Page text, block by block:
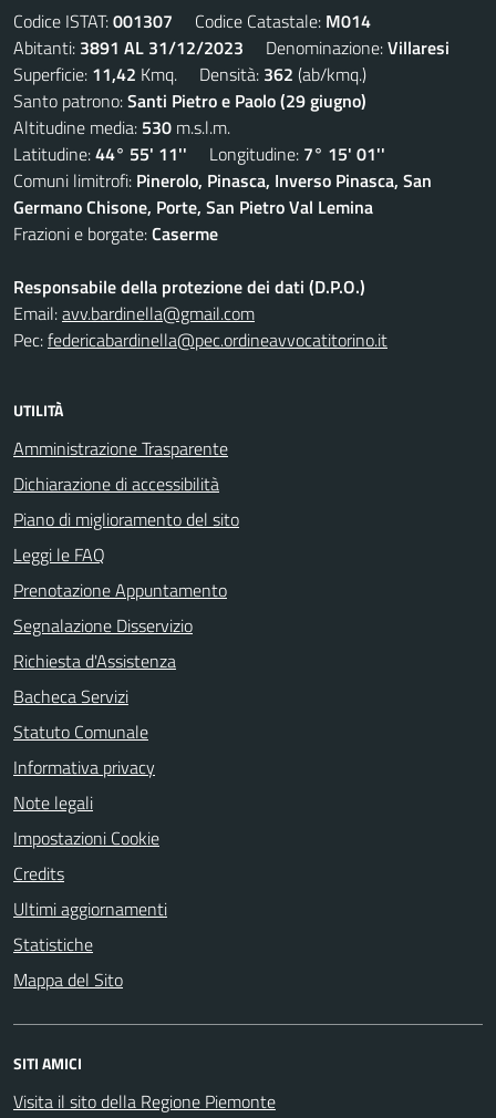
Codice ISTAT:001307 Codice Catastale: M014
Abitanti: 3891 AL 31/12/2023 Denominazione:Villaresi
Superficie: 11,42 Kmq. Densità: 362 (ab/kmq.)
Santo patrono:Santi Pietro e Paolo (29 giugno)
Altitudine media: 530 m.s.l.m.
Latitudine:44° 55' 11'' Longitudine: 7° 15' 01''
Comuni limitrofi: Pinerolo, Pinasca, Inverso Pinasca, San
Germano Chisone, Porte, San Pietro Val Lemina
Frazioni e borgate:Caserme
Responsabile della protezione dei dati (D.P.O.)
Email:avv.bardinella@gmail.com
Pec:federicabardinella@pec.ordineavvocatitorino.it
UTILITÀ
Amministrazione Trasparente
Dichiarazione di accessibilità
Piano di miglioramento del sito
Leggi le FAQ
Prenotazione Appuntamento
Segnalazione Disservizio
Richiesta d'Assistenza
Bacheca Servizi
Statuto Comunale
Informativa privacy
Note legali
Impostazioni Cookie
Credits
Ultimi aggiornamenti
Statistiche
Mappa del Sito
SITI AMICI
Visita il sito della Regione Piemonte